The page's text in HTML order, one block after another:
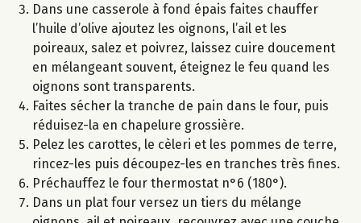
Dans une casserole à fond épais faites chauffer
l’huile d’olive ajoutez les oignons, l’ail et les
poireaux, salez et poivrez, laissez cuire doucement
en mélangeant souvent, éteignez le feu quand les
oignons sont transparents.
Faites sécher la tranche de pain dans le four, puis
réduisez-la en chapelure grossière.
Pelez les carottes, le cèleri et les pommes de terre,
rincez-les puis découpez-les en tranches très fines.
Préchauffez le four thermostat n°6 (180°).
Dans un plat four versez un tiers du mélange